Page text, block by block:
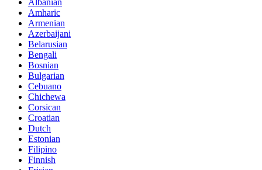
Amharic
Armenian
Azerbaijani
Belarusian
Bengali
Bosnian
Bulgarian
Cebuano
Chichewa
Corsican
Croatian
Dutch
Estonian
Filipino
Finnish